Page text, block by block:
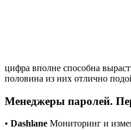
цифра вполне способна
половина из них отлично
Менеджеры паролей.
• Dashlane Мониторинг и